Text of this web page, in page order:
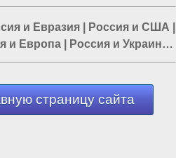
и Евразия Россия и США
и Европа Россия и Украина|
страницу сайта